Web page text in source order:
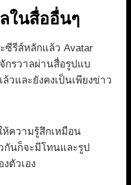
ในสื่ออื่นๆ
ซีรีส์หลักแล้ว Avatar
กรวาลผ่านสื่อรูปแบ
วและยังคงเป็นเพียงข่าว
ห้ความรู้สึกเหมือน
กันก็จะมีโทนและรูป
ตัวเอง